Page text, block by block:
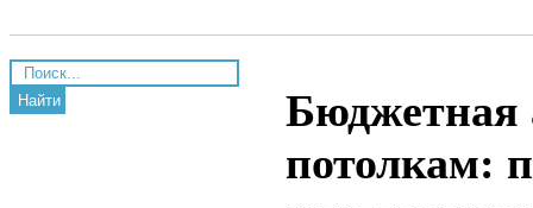
Найти
Бюджетная
потолкам: